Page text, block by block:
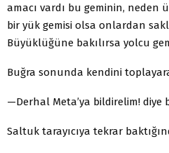
amacı vardı bu geminin, neden
bir yük gemisi olsa onlardan
Büyüklüğüne bakılırsa yolcu
Buğra sonunda kendini
—Derhal Meta’ya bildirelim! diye
Saltuk tarayıcıya tekrar